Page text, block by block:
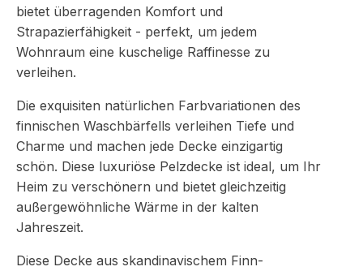
bietet überragenden Komfort und
Strapazierfähigkeit - perfekt, um jedem
Wohnraum eine kuschelige Raffinesse zu
verleihen.
Die exquisiten natürlichen Farbvariationen des
finnischen Waschbärfells verleihen Tiefe und
Charme und machen jede Decke einzigartig
schön. Diese luxuriöse Pelzdecke ist ideal, um Ihr
Heim zu verschönern und bietet gleichzeitig
außergewöhnliche Wärme in der kalten
Jahreszeit.
Diese Decke aus skandinavischem Finn-